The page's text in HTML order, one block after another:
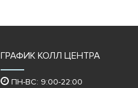
ГРАФИК КОЛЛ ЦЕНТРА
ПН-ВС: 9:00-22:00